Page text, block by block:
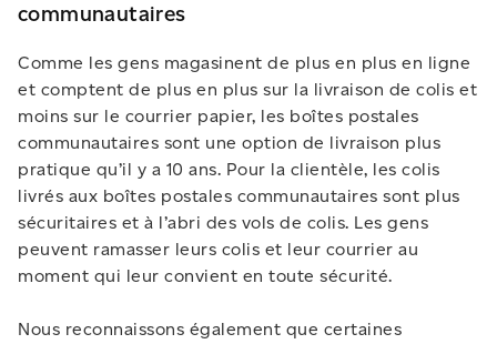
communautaires
Comme les gens magasinent de plus en plus en ligne
et comptent de plus en plus sur la livraison de colis et
moins sur le courrier papier, les boîtes postales
communautaires sont une option de livraison plus
pratique qu’il y a 10 ans. Pour la clientèle, les colis
livrés aux boîtes postales communautaires sont plus
sécuritaires et à l’abri des vols de colis. Les gens
peuvent ramasser leurs colis et leur courrier au
moment qui leur convient en toute sécurité.
Nous reconnaissons également que certaines